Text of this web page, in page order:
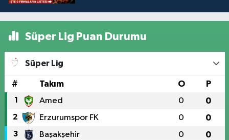
Süper Lig Puan Durumu
Süper Lig
# Takım O P
1 Amed 0 0
2 Erzurumspor FK 0 0
3 Başakşehir 0 0